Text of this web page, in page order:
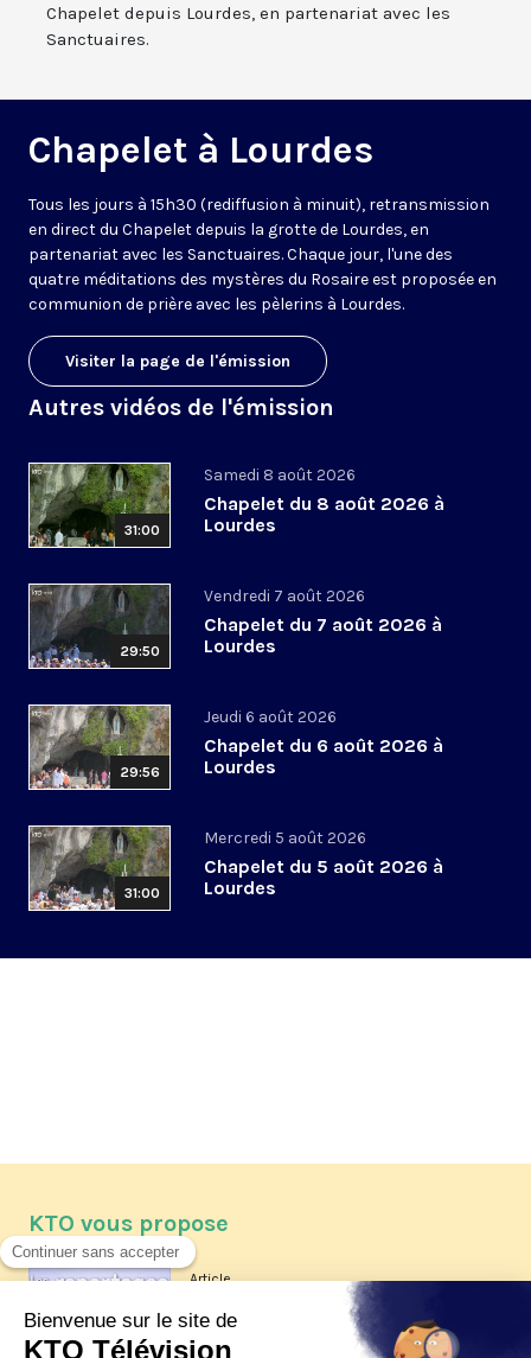
Chapelet depuis Lourdes, en partenariat avec les
Sanctuaires.
Chapelet à Lourdes
Tous les jours à 15h30 (rediffusion à minuit), retransmission
en direct du Chapelet depuis la grotte de Lourdes, en
partenariat avec les Sanctuaires. Chaque jour, l'une des
quatre méditations des mystères du Rosaire est proposée en
communion de prière avec les pèlerins à Lourdes.
Visiter la page de l'émission
Autres vidéos de l'émission
31:00
Samedi 8 août 2026
Chapelet du 8 août 2026 à
Lourdes
29:50
Vendredi 7 août 2026
Chapelet du 7 août 2026 à
Lourdes
29:56
Jeudi 6 août 2026
Chapelet du 6 août 2026 à
Lourdes
31:00
Mercredi 5 août 2026
Chapelet du 5 août 2026 à
Lourdes
KTO vous propose
Article
Les reportages d'été 2026 de KTO